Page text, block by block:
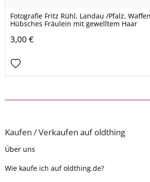
Fotografie Fritz Rühl, Landau /Pfalz,
Hübsches Fräulein mit gewelltem Haar
3,00 €
Kaufen / Verkaufen auf oldthing
Über uns
Wie kaufe ich auf oldthing.de?